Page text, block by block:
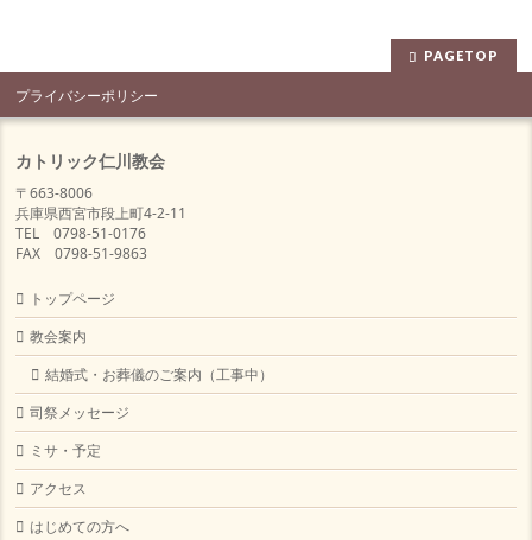
PAGETOP
プライバシーポリシー
カトリック仁川教会
〒663-8006
兵庫県西宮市段上町4-2-11
TEL 0798-51-0176
FAX 0798-51-9863
トップページ
教会案内
結婚式・お葬儀のご案内（工事中）
司祭メッセージ
ミサ・予定
アクセス
はじめての方へ